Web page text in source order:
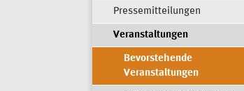
Pressemitteilungen
Veranstaltungen
Bevorstehende
Veranstaltungen